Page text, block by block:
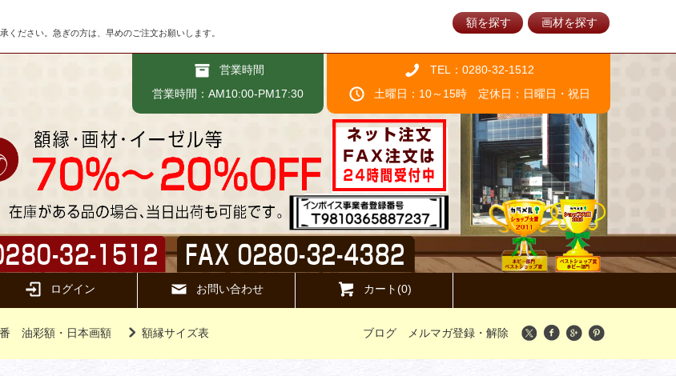
ださい。急ぎの方は、早めのご注文お願いします。
額を探す 画材を探す
営業時間
営業時間：AM10:00-PM17:30
TEL：0280-32-1512
土曜日：10～15時 定休日：日曜日・祝日
ログイン お問い合わせ カート(0)
油彩額・日本画額 額縁サイズ表 ブログ メルマガ登録・解除